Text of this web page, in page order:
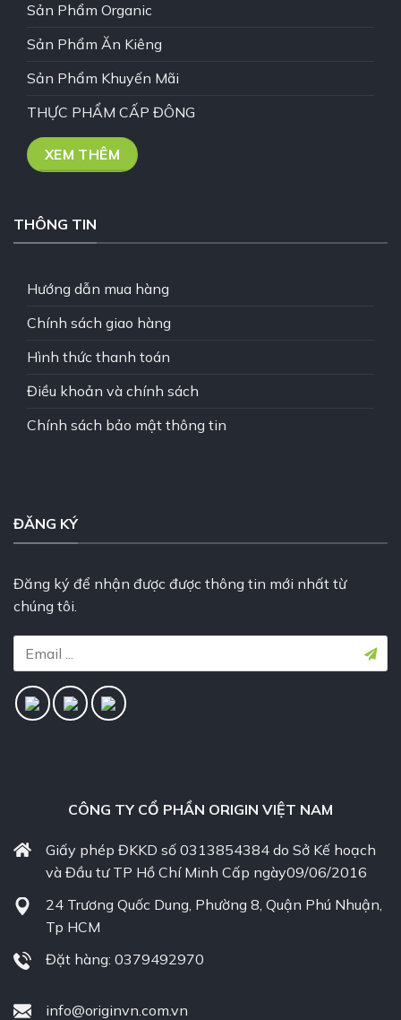
Sản Phẩm Organic
Sản Phẩm Ăn Kiêng
Sản Phẩm Khuyến Mãi
THỰC PHẨM CẤP ĐÔNG
XEM THÊM
THÔNG TIN
Hướng dẫn mua hàng
Chính sách giao hàng
Hình thức thanh toán
Điều khoản và chính sách
Chính sách bảo mật thông tin
ĐĂNG KÝ
Đăng ký để nhận được được thông tin mới nhất từ
chúng tôi.
CÔNG TY CỔ PHẦN ORIGIN VIỆT NAM
Giấy phép ĐKKD số 0313854384 do Sở Kế hoạch
và Đầu tư TP Hồ Chí Minh Cấp ngày09/06/2016
24 Trương Quốc Dung, Phường 8, Quận Phú Nhuận,
Tp HCM
Đặt hàng: 0379492970
info@originvn.com.vn